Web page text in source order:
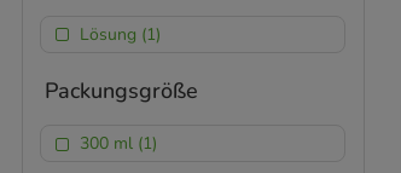
Lösung (1)
Packungsgröße
300 ml (1)